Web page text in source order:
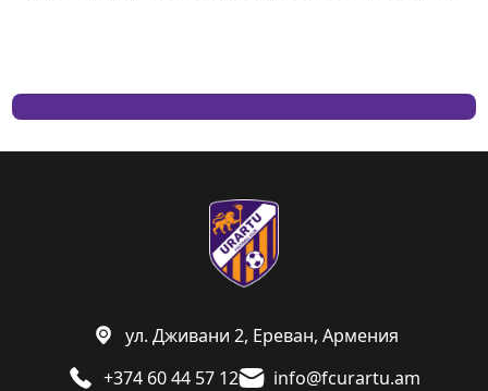
+374 60 44 57 12 info@fcurartu.am
ул. Дживани 2, Ереван, Армения